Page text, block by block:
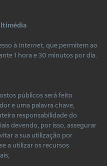
à Internet , que permitem ao
1 hora e 30 minutos por dia.
públicos será feito
e uma palavra chave,
responsabilidade do
devendo, por isso, assegurar
a sua utilização por
a utilizar os recursos